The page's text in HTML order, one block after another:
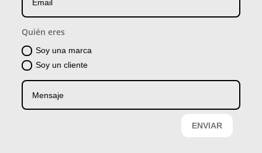
Quién eres
Soy una marca
Soy un cliente
ENVIAR